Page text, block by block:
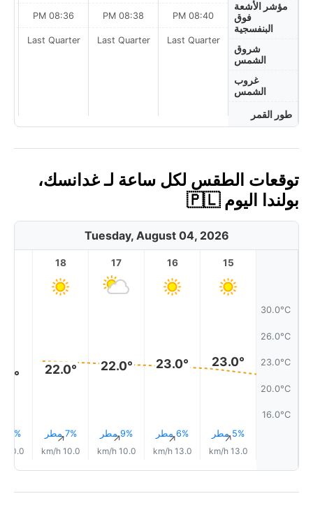
مؤشر الأشعة
فوق
البنفسجية
شروق
الشمس
غروب
الشمس
طور القمر
08:40 PM
Last Quarter
08:38 PM
Last Quarter
08:36 PM
Last Quarter
توقعات الطقس لكل ساعة لـ غدانسك،
بولندا اليوم 🇵🇱
Tuesday, August 04, 2026
30.0°C
26.0°C
23.0°C
20.0°C
16.0°C
15
23.0°
5% مطر↑
13.0 km/h
16
23.0°
6% مطر↑
13.0 km/h
17
22.0°
9% مطر↑
10.0 km/h
18
22.0°
7% مطر↑
10.0 km/h
8% مطر
10.0 km/h